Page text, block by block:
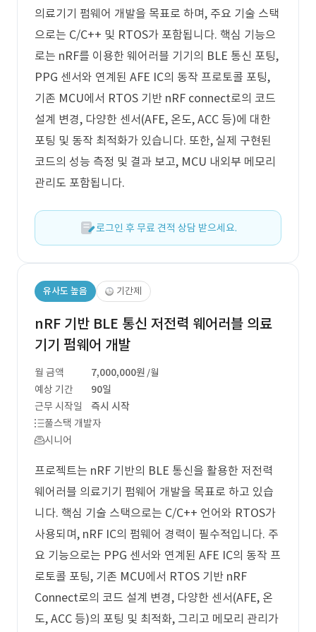
의료기기 펌웨어 개발을 목표로 하며, 주요 기술 스택
으로는 C/C++ 및 RTOS가 포함됩니다. 핵심 기능으
로는 nRF를 이용한 웨어러블 기기의 BLE 통신 포팅,
PPG 센서와 연계된 AFE IC의 동작 프로토콜 포팅,
기존 MCU에서 RTOS 기반 nRF connect로의 코드
설계 변경, 다양한 센서(AFE, 온도, ACC 등)에 대한
포팅 및 동작 최적화가 있습니다. 또한, 실제 구현된
코드의 성능 측정 및 결과 보고, MCU 내외부 메모리
관리도 포함됩니다.
로그인 후 무료 견적 상담 받으세요.
유사도 높음 기간제
nRF 기반 BLE 통신 저전력 웨어러블 의료
기기 펌웨어 개발
월 금액 7,000,000원 /월
예상 기간
90일
근무 시작일
즉시 시작
풀스택 개발자
시니어
프로젝트는 nRF 기반의 BLE 통신을 활용한 저전력
웨어러블 의료기기 펌웨어 개발을 목표로 하고 있습
니다. 핵심 기술 스택으로는 C/C++ 언어와 RTOS가
사용되며, nRF IC의 펌웨어 경력이 필수적입니다. 주
요 기능으로는 PPG 센서와 연계된 AFE IC의 동작 프
로토콜 포팅, 기존 MCU에서 RTOS 기반 nRF
Connect로의 코드 설계 변경, 다양한 센서(AFE, 온
도, ACC 등)의 포팅 및 최적화, 그리고 메모리 관리가